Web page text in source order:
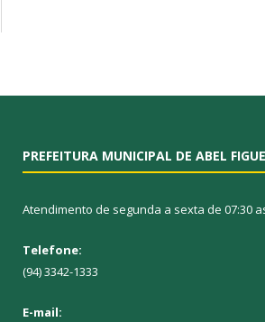
PREFEITURA MUNICIPAL DE ABEL
Atendimento de segunda a sexta de 07:30
Telefone:
(94) 3342-1333
E-mail: